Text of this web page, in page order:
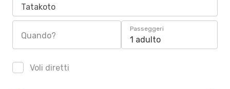
Tatakoto
Quando?
Passeggeri
1 adulto
Voli diretti